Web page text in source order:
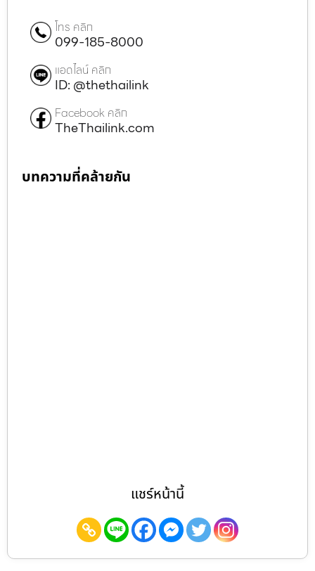
โทร คลิก
099-185-8000
แอดไลน์ คลิก
ID: @thethailink
Facebook คลิก
TheThailink.com
บทความที่คล้ายกัน
แชร์หน้านี้